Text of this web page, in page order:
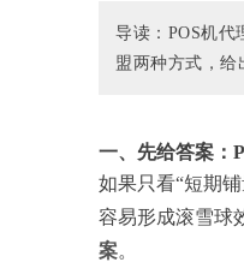
导读：POS机代
盟两种方式，给
一、先给答案：
如果只看“短期
容易形成滚雪球
案。